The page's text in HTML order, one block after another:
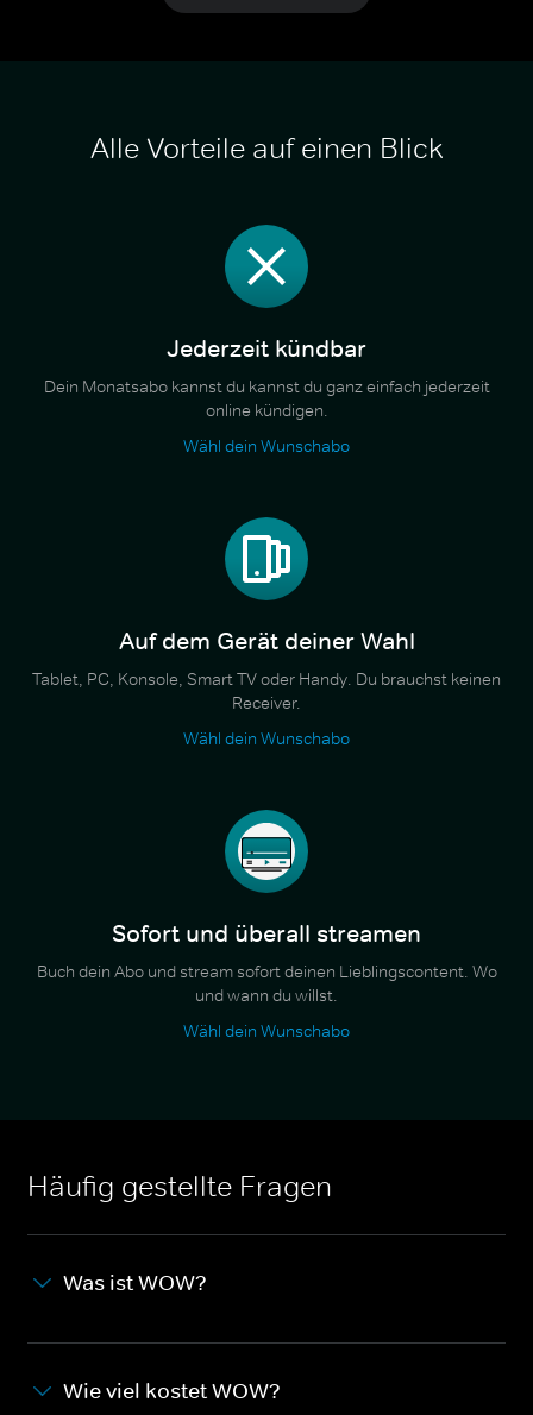
Alle Vorteile auf einen Blick
Jederzeit kündbar
Dein Monatsabo kannst du kannst du ganz einfach jederzeit
online kündigen.
Wähl dein Wunschabo
Auf dem Gerät deiner Wahl
Tablet, PC, Konsole, Smart TV oder Handy. Du brauchst keinen
Receiver.
Wähl dein Wunschabo
Sofort und überall streamen
Buch dein Abo und stream sofort deinen Lieblingscontent. Wo
und wann du willst.
Wähl dein Wunschabo
Häufig gestellte Fragen
Was ist WOW?
Wie viel kostet WOW?